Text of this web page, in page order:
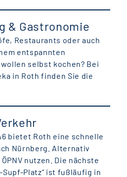
& Gastronomie
Restaurants oder auch
entspannten
selbst kochen? Bei
in Roth finden Sie die
bietet Roth eine schnelle
Nürnberg. Alternativ
nutzen. Die nächste
Platz“ ist fußläufig in